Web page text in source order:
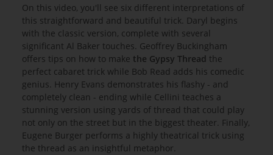
On this video, you'll see six different interpretations of
this straightforward and beautiful trick. Daryl begins
with the classic version, complete with several
significant Al Baker touches. Geoffrey Buckingham
offers tips on how to make the Gypsy Thread the
perfect cabaret trick while Bob Read adds his comedic
genius. Henry Evans demonstrates his flashy - and
completely clean - ending while Cellini teaches a
stunning version using yards of thread that could play
not only on the street but in the biggest theater. Finally,
Eugene Burger performs a highly theatrical trick using
the thread as an insightful metaphor.